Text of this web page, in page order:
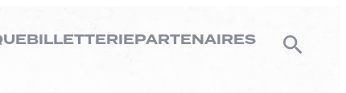
BILLETTERIEPARTENAIRES